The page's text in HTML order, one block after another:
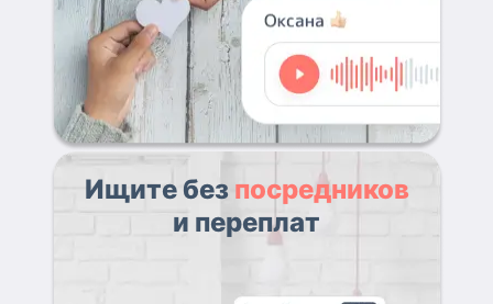
Ищите без посредников
и переплат